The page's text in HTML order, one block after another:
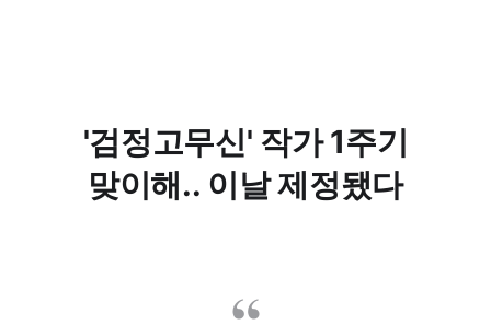
'검정고무신' 작가 1주기
맞이해.. 이날 제정됐다